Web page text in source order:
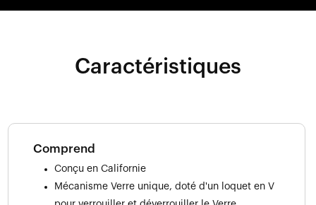
Caractéristiques
Comprend
Conçu en Californie
Mécanisme Verre unique, doté d'un loquet en V